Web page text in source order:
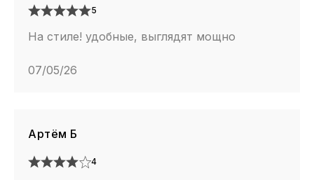
5
На стиле! удобные, выглядят мощно
07/05/26
Артём Б
4